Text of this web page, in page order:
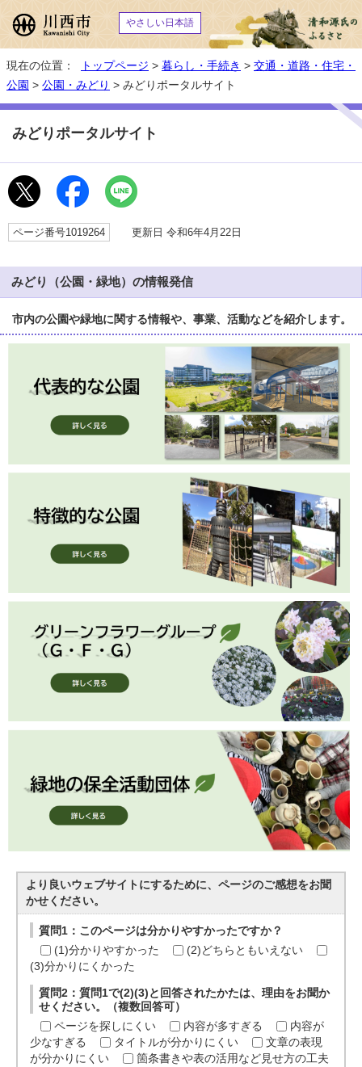
やさしい日本語
現在の位置： トップページ > 暮らし・手続き > 交通・道路・住宅・
公園 > 公園・みどり > みどりポータルサイト
みどりポータルサイト
ページ番号1019264 更新日 令和6年4月22日
みどり（公園・緑地）の情報発信
市内の公園や緑地に関する情報や、事業、活動などを紹介します。
より良いウェブサイトにするために、ページのご感想をお聞
かせください。
質問1：このページは分かりやすかったですか？
(1)分かりやすかった
(2)どちらともいえない
(3)分かりにくかった
質問2：質問1で(2)(3)と回答されたかたは、理由をお聞か
せください。（複数回答可）
ページを探しにくい
内容が多すぎる
内容が
少なすぎる
タイトルが分かりにくい
文章の表現
が分かりにくい
箇条書きや表の活用など見せ方の工夫